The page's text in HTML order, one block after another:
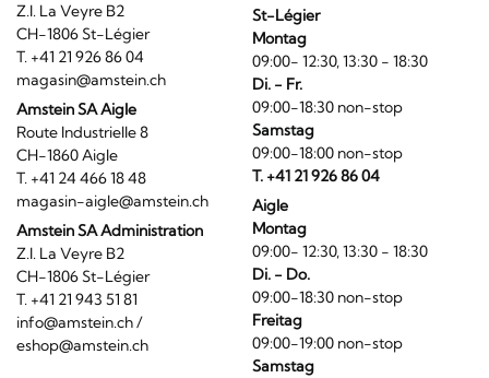
Z.I. La Veyre B2
CH-1806 St-Légier
T. +41 21 926 86 04
magasin@amstein.ch
Amstein SA Aigle
Route Industrielle 8
CH-1860 Aigle
T. +41 24 466 18 48
magasin-aigle@amstein.ch
Amstein SA Administration
Z.I. La Veyre B2
CH-1806 St-Légier
T. +41 21 943 51 81
info@amstein.ch/
eshop@amstein.ch
St-Légier
Montag
09:00- 12:30, 13:30 - 18:30
Di. - Fr.
09:00-18:30 non-stop
Samstag
09:00-18:00 non-stop
T. +41 21 926 86 04
Aigle
Montag
09:00- 12:30, 13:30 - 18:30
Di. - Do.
09:00-18:30 non-stop
Freitag
09:00-19:00 non-stop
Samstag